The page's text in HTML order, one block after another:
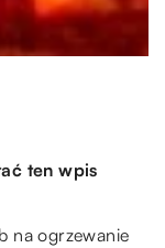
ten wpis
na ogrzewanie